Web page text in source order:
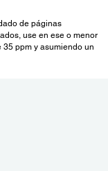
de páginas
use en ese o menor
ppm y asumiendo un